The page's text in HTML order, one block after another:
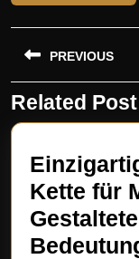
PREVIOUS
Previous
post:
Related Post
Kette für